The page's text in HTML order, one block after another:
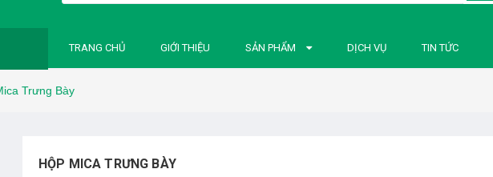
TRANG CHỦ GIỚI THIỆU SẢN PHẨM DỊCH VỤ TIN TỨC
Trưng Bày
HỘP MICA TRƯNG BÀY